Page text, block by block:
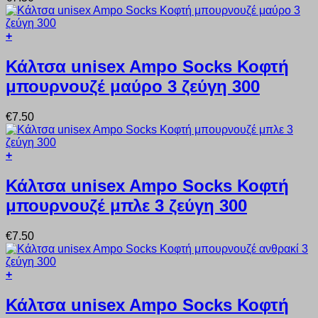
Οι
επιλογές
μπορούν
να
επιλεγούν
στη
σελίδα
του
+
το
προϊόν
έχει
πολλαπλές
παραλλαγές.
Οι
επιλογές
μπορούν
να
στη
σελίδα
του
Κάλτσα unisex Ampo Socks Κοφτή
μπουρνουζέ μαύρο 3 ζεύγη 300
€7.50
+
το
προϊόν
έχει
πολλαπλές
παραλλαγές.
Οι
επιλογές
μπορούν
να
στη
Κάλτσα unisex Ampo Socks Κοφτή
μπουρνουζέ μπλε 3 ζεύγη 300
€7.50
+
το
προϊόν
Κάλτσα unisex Ampo Socks Κοφτή